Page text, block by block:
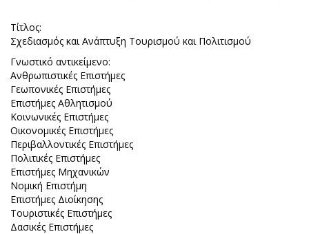
Τίτλος:
Σχεδιασμός και Ανάπτυξη Τουρισμού και Πολιτισμού
Γνωστικό αντικείμενο:
Ανθρωπιστικές Επιστήμες
Γεωπονικές Επιστήμες
Επιστήμες Αθλητισμού
Κοινωνικές Επιστήμες
Οικονομικές Επιστήμες
Περιβαλλοντικές Επιστήμες
Πολιτικές Επιστήμες
Επιστήμες Μηχανικών
Νομική Επιστήμη
Επιστήμες Διοίκησης
Τουριστικές Επιστήμες
Δασικές Επιστήμες